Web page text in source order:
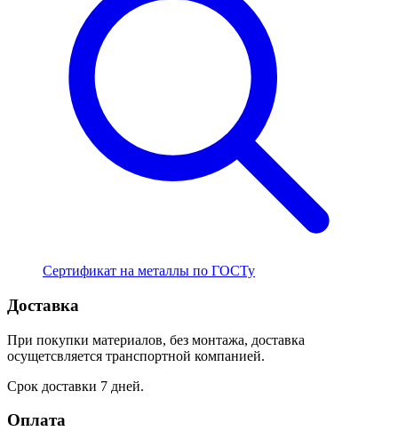
Сертификат на металлы по ГОСТу
Доставка
При покупки материалов, без монтажа, доставка
осущетсвляется транспортной компанией.
Срок доставки 7 дней.
Оплата